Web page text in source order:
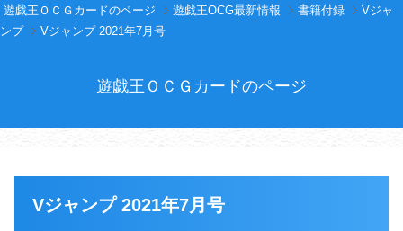
遊戯王ＯＣＧカードのページ 遊戯王OCG最新情報 書籍付録
Vジャ
ンプ
Vジャンプ 2021年7月号
遊戯王ＯＣＧカードのページ
Vジャンプ 2021年7月号